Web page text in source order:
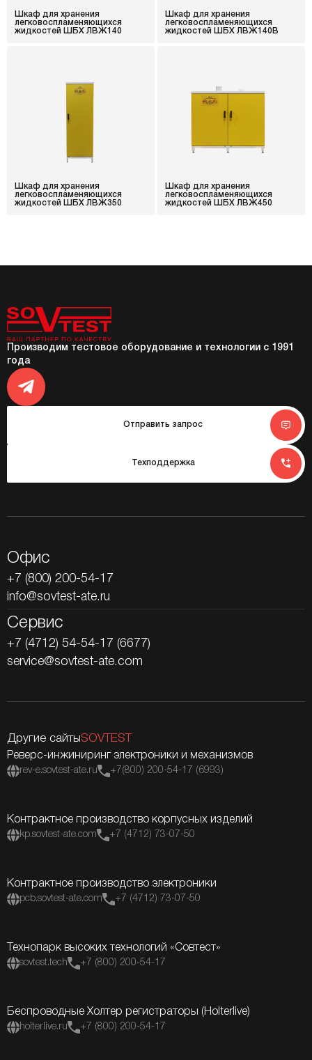
Шкаф для хранения
легковоспламеняющихся
жидкостей ШБХ ЛВЖ140
Шкаф для хранения
легковоспламеняющихся
жидкостей ШБХ ЛВЖ140В
Шкаф для хранения
легковоспламеняющихся
жидкостей ШБХ ЛВЖ350
Шкаф для хранения
легковоспламеняющихся
жидкостей ШБХ ЛВЖ450
Производим тестовое оборудование и технологии с 1991
года
Отправить запрос
Техподдержка
Офис
+7 (800) 200-54-17
info@sovtest-ate.ru
Сервис
+7 (4712) 54-54-17 (6677)
service@sovtest-ate.com
Другие сайтыSOVTEST
Реверс-инжиниринг электроники и механизмов
rev-e.sovtest-ate.ru +7(800) 200-54-17 (6993)
Контрактное производство корпусных изделий
kp.sovtest-ate.com +7 (4712) 73-07-50
Контрактное производство электроники
pcb.sovtest-ate.com +7 (4712) 73-07-50
Технопарк высоких технологий «Совтест»
sovtest.tech +7 (800) 200-54-17
Беспроводные Холтер регистраторы (Holterlive)
holterlive.ru +7 (800) 200-54-17